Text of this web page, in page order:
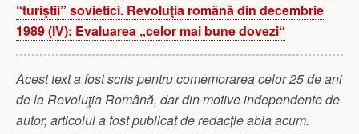
“turiştii” sovietici. Revoluţia română din decembrie
1989 (IV): Evaluarea „celor mai bune dovezi“
Acest text a fost scris pentru comemorarea celor 25 de ani
de la Revoluţia Română, dar din motive independente de
autor, articolul a fost publicat de redacţie abia acum.